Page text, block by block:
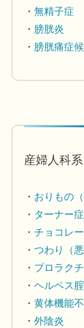
無精子症
膀胱炎
膀胱痛症
産婦人科系
おりもの（
ターナー
チョコレ
つわり（悪
プロラク
ヘルペス
黄体機能
外陰炎